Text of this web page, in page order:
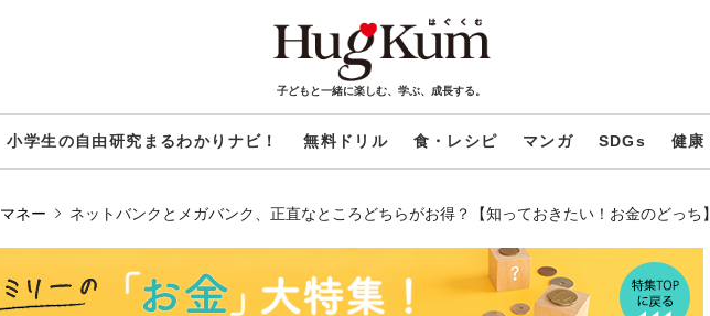
子どもと一緒に楽しむ、学ぶ、成長する。
小学生の自由研究まるわかりナビ！ 無料ドリル 食・レシピ マンガ SDGs 健康
マネー ネットバンクとメガバンク、正直なところどちらがお得？【知っておきたい！お金のどっち】